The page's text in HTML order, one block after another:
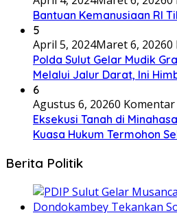
Bantuan Kemanusiaan RI
5
April 5, 2024Maret 6, 20260
Polda Sulut Gelar Mudik
Melalui Jalur Darat, Ini
6
Agustus 6, 20260 Komentar
Eksekusi Tanah di
Kuasa Hukum Termohon
Berita Politik